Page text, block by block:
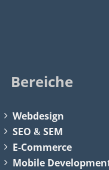
Bereiche
Webdesign
SEO &SEM
E-Commerce
Mobile